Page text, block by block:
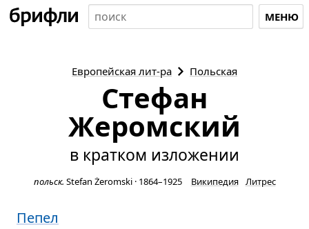
МЕНЮ
Европейская лит-ра Польская
Стефан
Жеромский
в кратком изложении
польск. Stefan Żeromski· 1864–1925 Википедия Литрес
Пепел